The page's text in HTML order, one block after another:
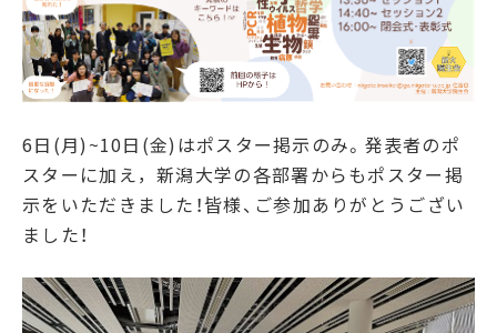
6日(月)~10日(金)はポスター掲示のみ。発表者のポ
スターに加え，新潟大学の各部署からもポスター掲
示をいただきました！皆様、ご参加ありがとうござい
ました！